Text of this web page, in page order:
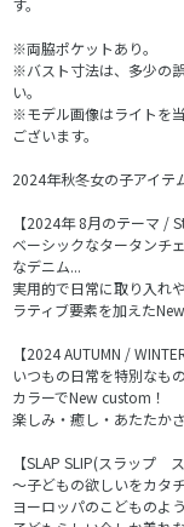
す。
※両脇ポケットあり。
※バスト寸法は、多少の
い。
※モデル画像はライトを
ございます。
2024年秋冬女の子アイテ
【2024年 8月のテーマ /
ベーシックなタータンチ
なデニム...
実用的で日常に取り入れ
ラティブ要素を加えた
【2024 AUTUMN /
いつもの日常を特別なも
カラーでNew custom！
楽しみ・癒し・あたたか
【SLAP SLIP(スラップ ス
～子どもの欲しいをカタ
ヨーロッパのこどものよ